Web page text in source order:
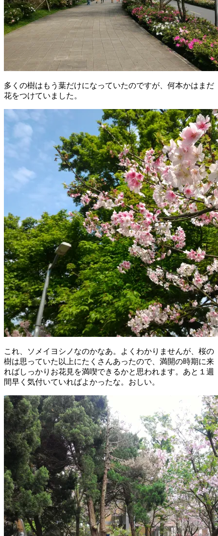
多くの樹はもう葉だけになっていたのですが、何本かはまだ
花をつけていました。
これ、ソメイヨシノなのかなあ。よくわかりませんが、桜の
樹は思っていた以上にたくさんあったので、満開の時期に来
ればしっかりお花見を満喫できるかと思われます。あと１週
間早く気付いていればよかったな。おしい。